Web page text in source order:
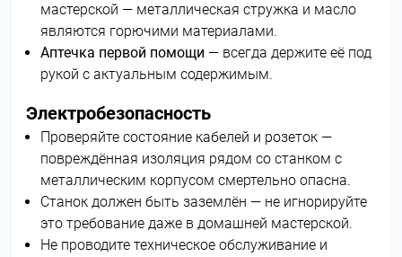
мастерской — металлическая стружка и масло
являются горючими материалами.
Аптечка первой помощи — всегда держите её под
рукой с актуальным содержимым.
Электробезопасность
Проверяйте состояние кабелей и розеток —
повреждённая изоляция рядом со станком с
металлическим корпусом смертельно опасна.
Станок должен быть заземлён — не игнорируйте
это требование даже в домашней мастерской.
Не проводите техническое обслуживание и